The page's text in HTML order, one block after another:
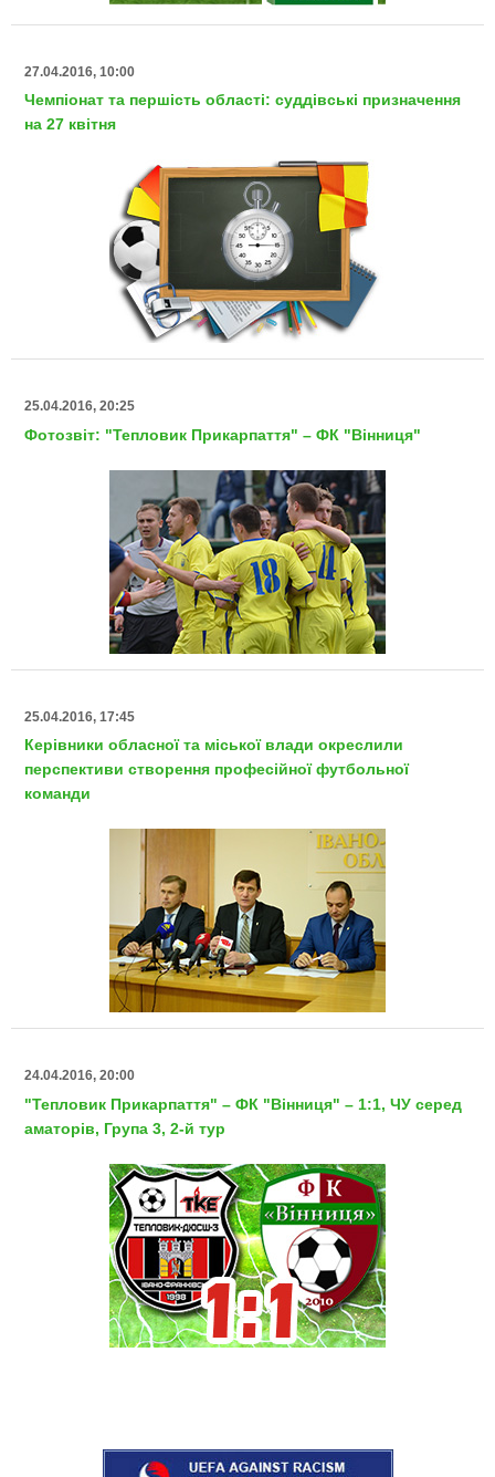
27.04.2016, 10:00
Чемпіонат та першість області: суддівські призначення
на 27 квітня
25.04.2016, 20:25
Фотозвіт: "Тепловик Прикарпаття" – ФК "Вінниця"
25.04.2016, 17:45
Керівники обласної та міської влади окреслили
перспективи створення професійної футбольної
команди
24.04.2016, 20:00
"Тепловик Прикарпаття" – ФК "Вінниця" – 1:1, ЧУ серед
аматорів, Група 3, 2-й тур